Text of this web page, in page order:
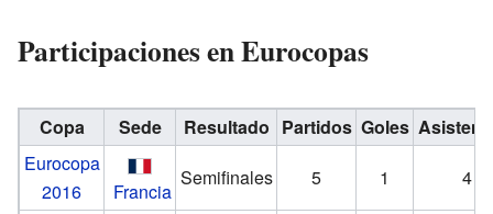
Participaciones en Eurocopas
Copa Sede Resultado Partidos Goles
Eurocopa
2016
Francia
Semifinales 5 1
4